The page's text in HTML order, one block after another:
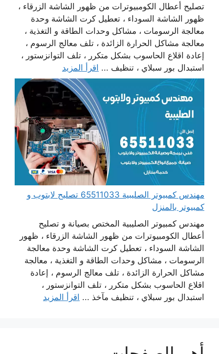
تصليح أعطال الكومبيوترات من ظهور الشاشة الزرقاء ،
ظهور الشاشة السوداء ، تعطيل كرت الشاشة وحدة
معالجة الرسومات ، مشاكل وحدات الطاقة و التغذية ،
معالجة مشاكل الحرارة الزائدة ، تلف معالج الرسوم ،
إعادة اقلاع الحاسوب بشكل متكرر ، تلف التوانزستور ،
استبدال بور سبلاي ، تنظيف ... اقرأ المزيد
مهندس كمبيوتر الصليبية 65511033 تصليح لابتوب و
كمبيوتر بالمنزل
مهندس كمبيوتر الصليبية المختص بصيانة و تصليح
أعطال الكومبيوترات من ظهور الشاشة الزرقاء ، ظهور
الشاشة السوداء ، تعطيل كرت الشاشة وحدة معالجة
الرسومات ، مشاكل وحدات الطاقة و التغذية ، معالجة
مشاكل الحرارة الزائدة ، تلف معالج الرسوم ، إعادة
اقلاع الحاسوب بشكل متكرر ، تلف التوانزستور ،
استبدال بور سبلاي ، تنظيف مآخذ ... اقرأ المزيد